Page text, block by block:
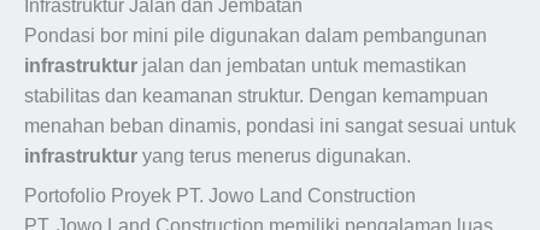
Infrastruktur Jalan dan Jembatan
Pondasi bor mini pile digunakan dalam pembangunan
infrastruktur jalan dan jembatan untuk memastikan
stabilitas dan keamanan struktur. Dengan kemampuan
menahan beban dinamis, pondasi ini sangat sesuai untuk
infrastruktur yang terus menerus digunakan.
Portofolio Proyek PT. Jowo Land Construction